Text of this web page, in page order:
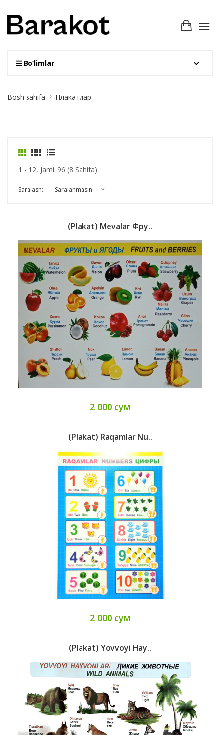
Bo‘limlar
Breadcrumb
Bosh sahifa Плакатлар
1 - 12, Jami: 96 (8 Sahifa)
Saralash: Saralanmasin
(Plakat) Mevalar Фру..
2 000 сум
(Plakat) Raqamlar Nu..
2 000 сум
(Plakat) Yovvoyi Hay..